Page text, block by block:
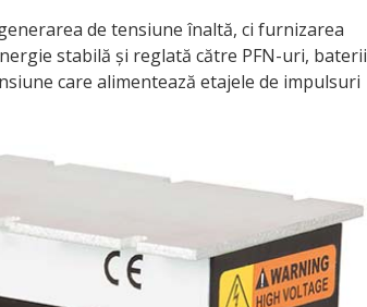
de tensiune înaltă, ci furnizarea
stabilă și reglată către PFN-uri, baterii
care alimentează etajele de impulsuri